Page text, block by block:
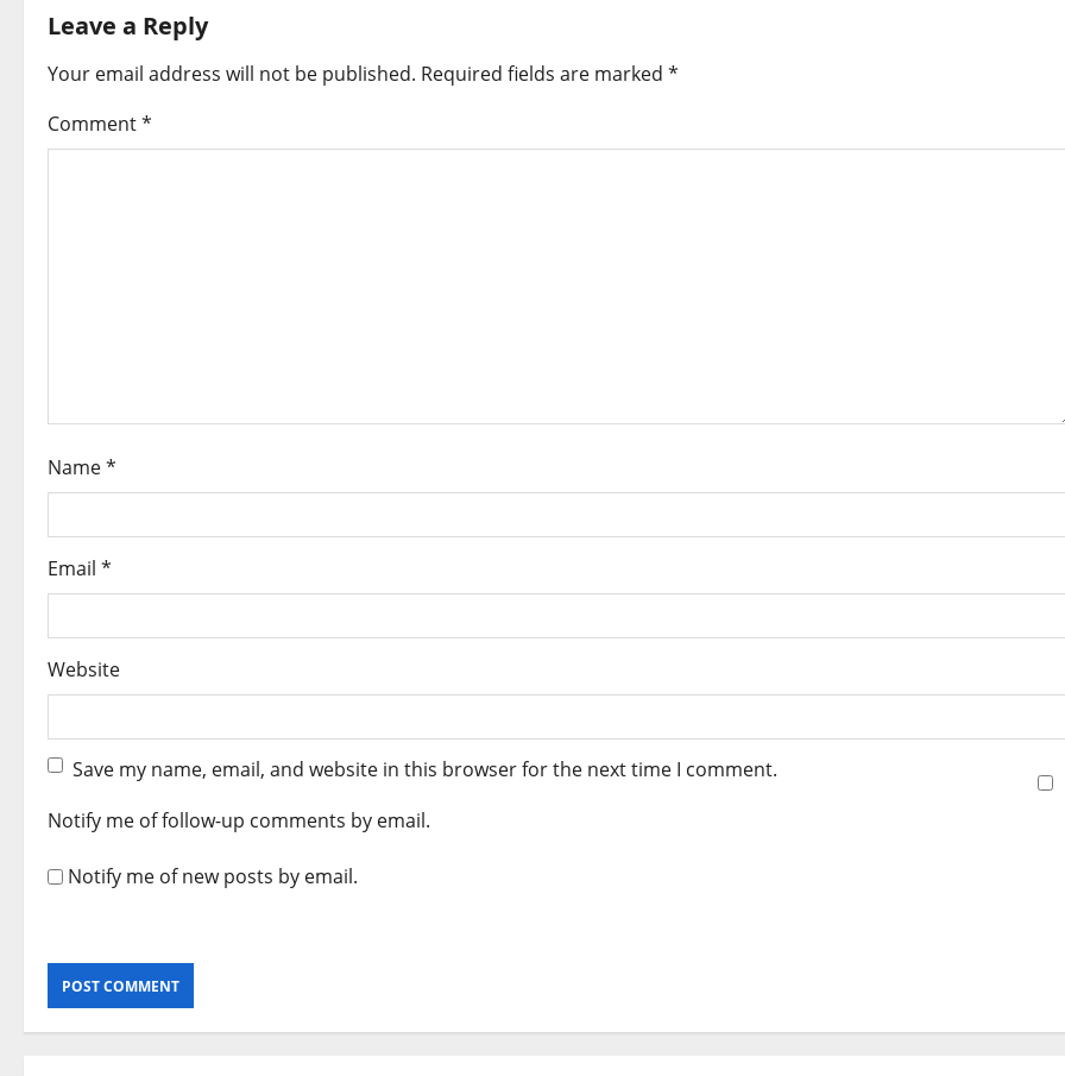
n
a
v
n
Leave a Reply
Your email address will not be published. Required fields are marked *
Comment*
Name*
Email *
Website
Save my name, email, and website in this browser for the next time I comment.
Notify me of follow-up comments by email.
Notify me of new posts by email.